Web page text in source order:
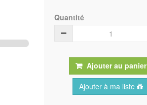
Quantité
Ajouter au panier
Ajouter à ma liste